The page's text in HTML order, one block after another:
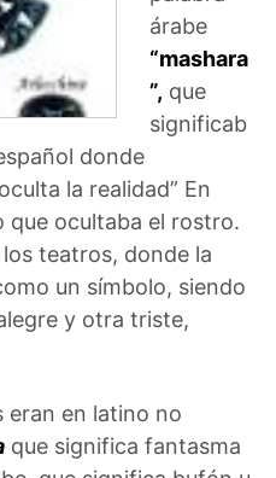
árabe
“mashara
”, que
significab
donde
la realidad” En
que ocultaba el rostro.
teatros, donde la
un símbolo, siendo
y otra triste,
eran en latino no
que significa fantasma